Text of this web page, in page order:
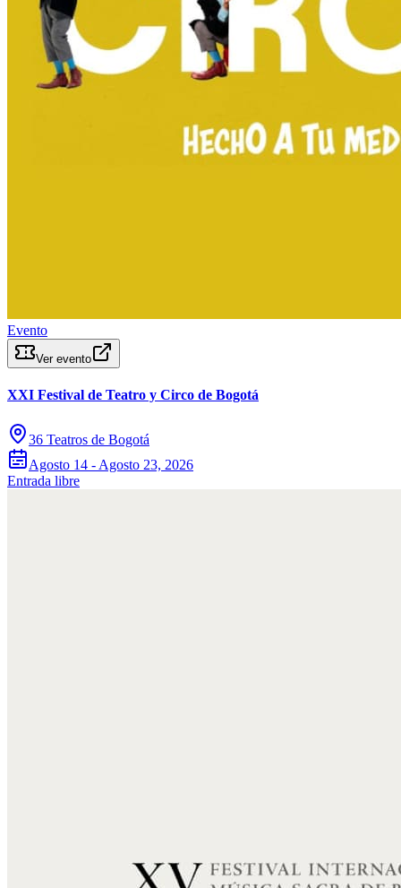
Evento
Ver evento
XXI Festival de Teatro y Circo de Bogotá
36 Teatros de Bogotá
Agosto 14 - Agosto 23, 2026
Entrada libre